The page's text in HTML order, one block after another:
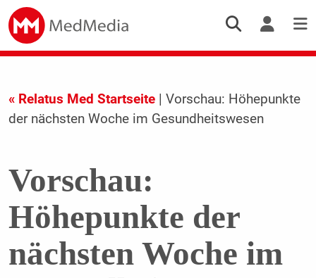
« Relatus Med Startseite| Vorschau: Höhepunkte
der nächsten Woche im Gesundheitswesen
Vorschau:
Höhepunkte der
nächsten Woche im